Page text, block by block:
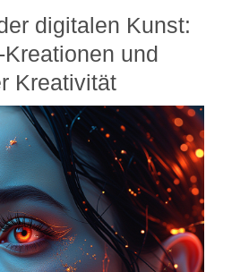
digitalen Kunst:
und
Kreativität